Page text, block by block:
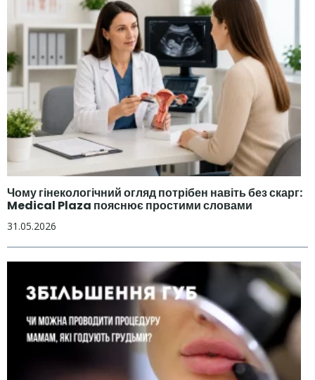
Чому гінекологічний огляд потрібен навіть без скарг:
Medical Plaza пояснює простими словами
31.05.2026